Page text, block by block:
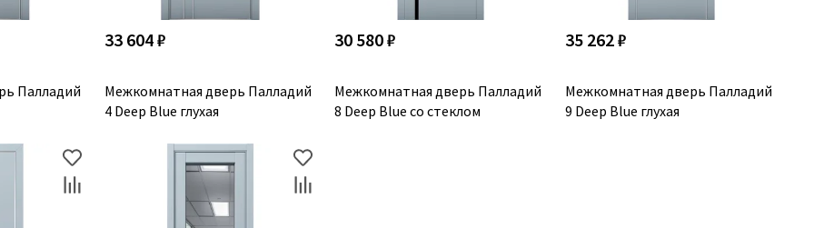
Палладий
33 604 ₽
Межкомнатная дверь Палладий
4 Deep Blue глухая
30 580 ₽
Межкомнатная дверь Палладий
8 Deep Blue со стеклом
35 262 ₽
Межкомнатная дверь Палладий
9 Deep Blue глухая